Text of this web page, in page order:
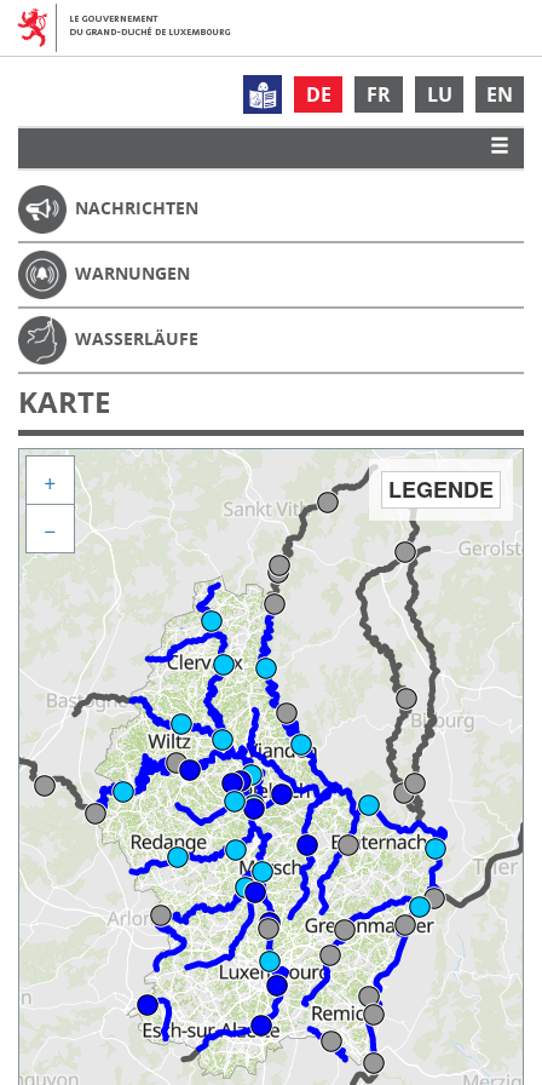
DE FR LU EN
NACHRICHTEN
WARNUNGEN
WASSERLÄUFE
KARTE
LEGENDE
+
−